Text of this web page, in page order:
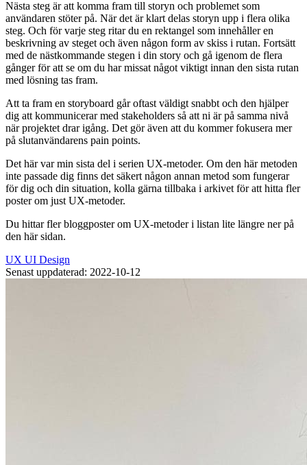
Nästa steg är att komma fram till storyn och problemet som
användaren stöter på. När det är klart delas storyn upp i flera olika
steg. Och för varje steg ritar du en rektangel som innehåller en
beskrivning av steget och även någon form av skiss i rutan. Fortsätt
med de nästkommande stegen i din story och gå igenom de flera
gånger för att se om du har missat något viktigt innan den sista rutan
med lösning tas fram.
Att ta fram en storyboard går oftast väldigt snabbt och den hjälper
dig att kommunicerar med stakeholders så att ni är på samma nivå
när projektet drar igång. Det gör även att du kommer fokusera mer
på slutanvändarens pain points.
Det här var min sista del i serien UX-metoder. Om den här metoden
inte passade dig finns det säkert någon annan metod som fungerar
för dig och din situation, kolla gärna tillbaka i arkivet för att hitta fler
poster om just UX-metoder.
Du hittar fler bloggposter om UX-metoder i listan lite längre ner på
den här sidan.
UX UI Design
Senast uppdaterad: 2022-10-12